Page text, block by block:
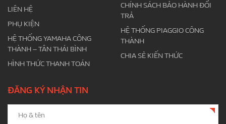
LIÊN HỆ
PHỤ KIỆN
HỆ THỐNG YAMAHA CÔNG
THÀNH – TÂN THÁI BÌNH
HÌNH THỨC THANH TOÁN
CHÍNH SÁCH BẢO HÀNH ĐỔI
TRẢ
HỆ THỐNG PIAGGIO CÔNG
THÀNH
CHIA SẺ KIẾN THỨC
ĐĂNG KÝ NHẬN TIN